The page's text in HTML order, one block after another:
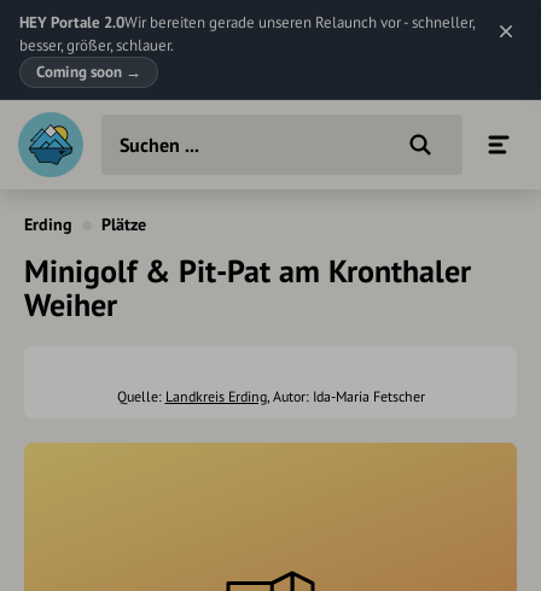
HEY Portale 2.0Wir bereiten gerade unseren Relaunch vor - schneller,
besser, größer, schlauer.
Coming soon →
Erding Plätze
Minigolf & Pit-Pat am Kronthaler
Weiher
Quelle: Landkreis Erding, Autor: Ida-Maria Fetscher